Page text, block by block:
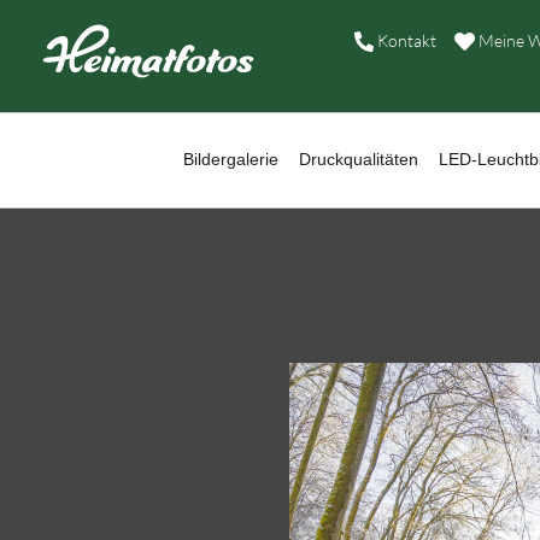
Kontakt Meine
Bildergalerie Druckqualitäten LED-